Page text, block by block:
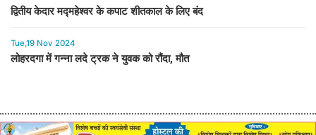
द्वितीय केदार मद्महेश्वर के कपाट शीतकाल के लिए बंद
Tue,19 Nov 2024
लोहरदगा में गन्ना लदे ट्रक ने युवक को रौंदा, मौत